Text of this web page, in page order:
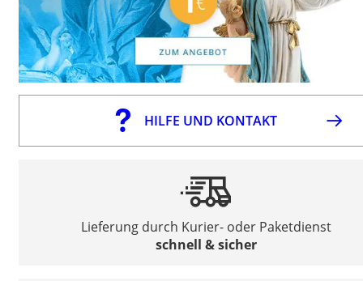
HILFE UND KONTAKT
Lieferung durch Kurier- oder Paketdienst
schnell & sicher